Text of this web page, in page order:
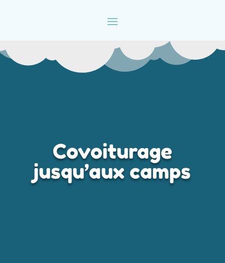
Covoiturage
jusqu’aux camps